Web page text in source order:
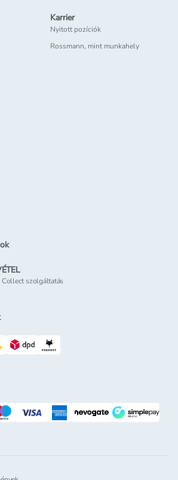
Karrier
Nyitott pozíciók
Rossmann, mint munkahely
Collect szolgáltatás